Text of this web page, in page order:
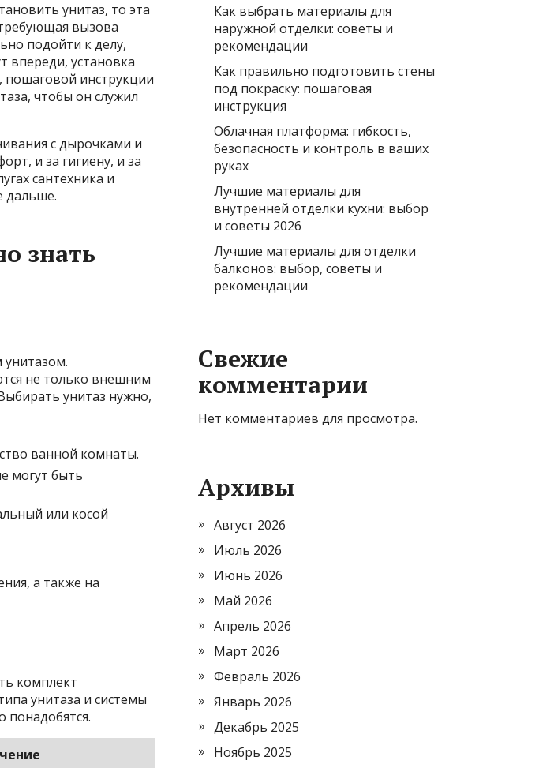
унитаз, то эта
вызова
подойти к делу,
впереди, установка
пошаговой инструкции
чтобы он служил
с дырочками и
и за гигиену, и за
сантехника и
дальше.
знать
унитазом.
не только внешним
унитаз нужно,
ванной комнаты.
могут быть
или косой
а также на
комплект
унитаза и системы
понадобятся.
Как выбрать материалы для
наружной отделки: советы и
рекомендации
Как правильно подготовить стены
под покраску: пошаговая
инструкция
Облачная платформа: гибкость,
безопасность и контроль в ваших
руках
Лучшие материалы для
внутренней отделки кухни: выбор
и советы 2026
Лучшие материалы для отделки
балконов: выбор, советы и
рекомендации
Свежие
комментарии
Нет комментариев для просмотра.
Архивы
Август 2026
Июль 2026
Июнь 2026
Май 2026
Апрель 2026
Март 2026
Февраль 2026
Январь 2026
Декабрь 2025
Ноябрь 2025